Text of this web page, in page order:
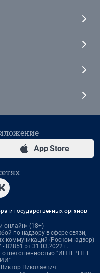
App Store
и государственных органов
онлайн» (18+)
по надзору в сфере связи,
коммуникаций (Роскомнадзор)
82851 от 31.03.2022 г.
ответственностью "ИНТЕРНЕТ
Николаевич